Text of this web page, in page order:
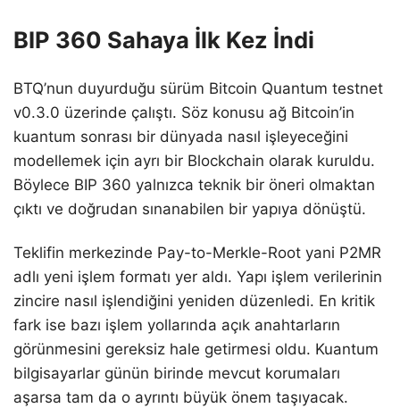
BIP 360 Sahaya İlk Kez İndi
BTQ’nun duyurduğu sürüm Bitcoin Quantum testnet
v0.3.0 üzerinde çalıştı. Söz konusu ağ Bitcoin’in
kuantum sonrası bir dünyada nasıl işleyeceğini
modellemek için ayrı bir Blockchain olarak kuruldu.
Böylece BIP 360 yalnızca teknik bir öneri olmaktan
çıktı ve doğrudan sınanabilen bir yapıya dönüştü.
Teklifin merkezinde Pay-to-Merkle-Root yani P2MR
adlı yeni işlem formatı yer aldı. Yapı işlem verilerinin
zincire nasıl işlendiğini yeniden düzenledi. En kritik
fark ise bazı işlem yollarında açık anahtarların
görünmesini gereksiz hale getirmesi oldu. Kuantum
bilgisayarlar günün birinde mevcut korumaları
aşarsa tam da o ayrıntı büyük önem taşıyacak.